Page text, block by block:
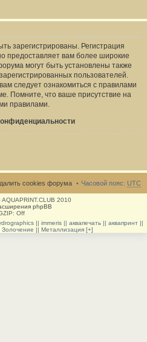
зарегистрированы. Регистрация
предоставляет вам более широкие
могут быть установлены также
пользователей.
следует ознакомиться с правилами
Помните, что ваше присутствие на
правилами.
Часовой пояс: UTC
cookies форума
2010
phpBB
Off
|| immeris || аквапечать || аквапринт ||
|| Металлизация [+]